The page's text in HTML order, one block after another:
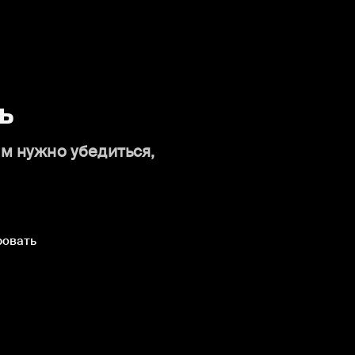
нужно убедиться,